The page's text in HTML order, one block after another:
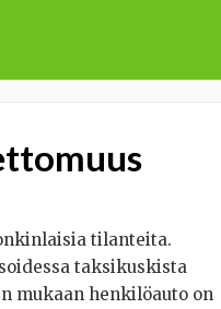
tilanteita.
taksikuskista
mukaan henkilöauto on